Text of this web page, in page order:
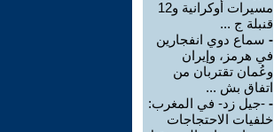
مسيرات أوكرانية و12
قنبلة ج ...
- سماع دوي انفجارين
في هرمز، وإيران
وعُمان تقتربان من
اتفاق بش ...
- -جيل زد- في المغرب:
خلفيات الاحتجاجات